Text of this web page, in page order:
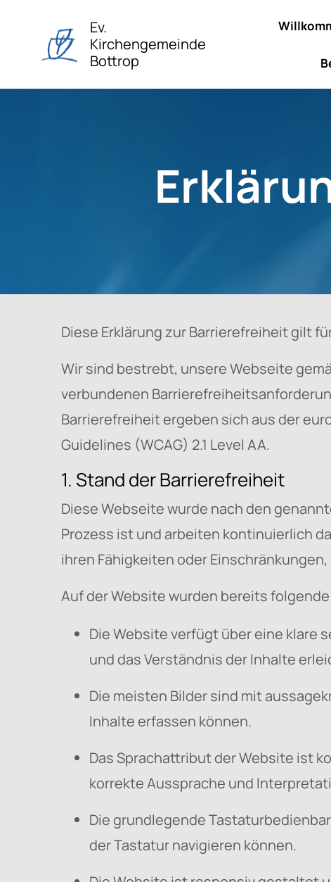
Ev.
Kirchengemeinde
Bottrop
Diese Erklärung zur Barrierefreiheit gilt
Wir sind bestrebt, unsere Webseite
verbundenen
Barrierefreiheit ergeben sich aus der
Guidelines (WCAG) 2.1 Level AA.
1. Stand der Barrierefreiheit
Diese Webseite wurde nach den
Prozess ist und arbeiten kontinuierlich
ihren Fähigkeiten oder
Auf der Website wurden bereits
Die Website verfügt über eine klare
und das Verständnis der Inhalte
Die meisten Bilder sind mit
Inhalte erfassen können.
Das Sprachattribut der Website ist
korrekte Aussprache und
Die grundlegende
der Tastatur navigieren können.